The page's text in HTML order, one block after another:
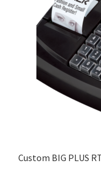
Custom BIG PLUS